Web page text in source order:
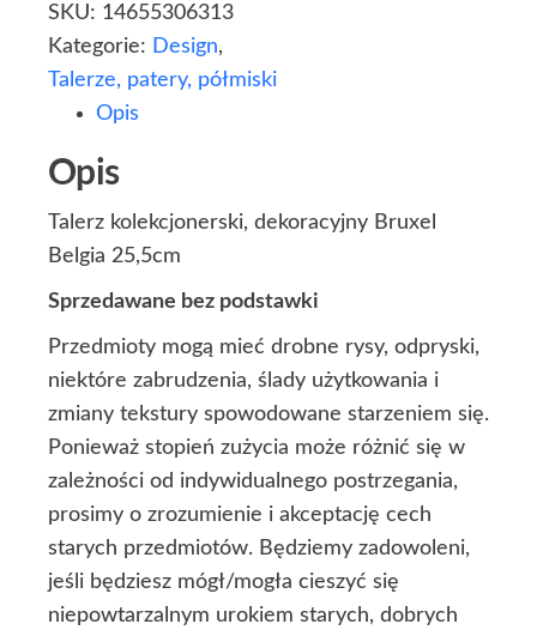
SKU: 14655306313
Kategorie: Design,
Talerze, patery, półmiski
Opis
Opis
Talerz kolekcjonerski, dekoracyjny Bruxel
Belgia 25,5cm
Sprzedawane bez podstawki
Przedmioty mogą mieć drobne rysy, odpryski,
niektóre zabrudzenia, ślady użytkowania i
zmiany tekstury spowodowane starzeniem się.
Ponieważ stopień zużycia może różnić się w
zależności od indywidualnego postrzegania,
prosimy o zrozumienie i akceptację cech
starych przedmiotów. Będziemy zadowoleni,
jeśli będziesz mógł/mogła cieszyć się
niepowtarzalnym urokiem starych, dobrych